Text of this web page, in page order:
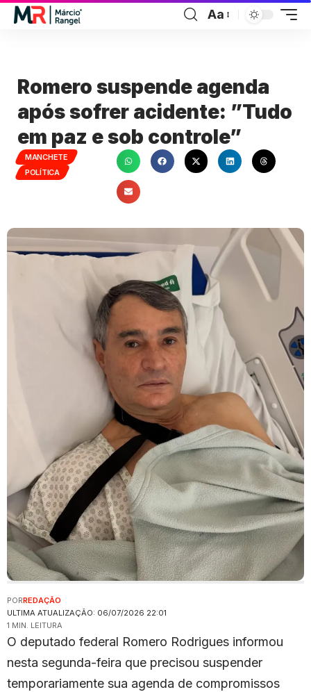
Aa
Romero suspende agenda
após sofrer acidente: ”Tudo
em paz e sob controle”
MANCHETE
POLÍTICA
ULTIMA ATUALIZAÇÃO: 06/07/2026 22:01
PORREDAÇÃO
1 MIN. LEITURA
O deputado federal Romero Rodrigues informou
nesta segunda-feira que precisou suspender
temporariamente sua agenda de compromissos